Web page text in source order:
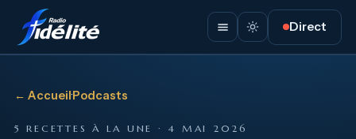
Direct
← Accueil·Podcasts
5 RECETTES À LA UNE · 4 MAI 2026